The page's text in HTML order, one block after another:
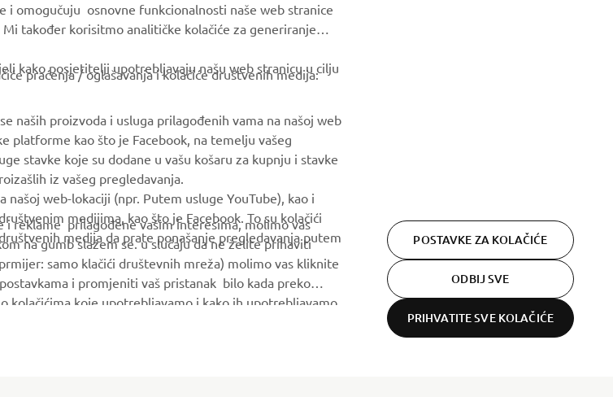
SUPPORT
Book Maintenance
Dealer locator
Management of Waste
Batteries
BILTEN
događajima, novim izdanjima i još mnogo toga
Pročitajte našu Politiku privatnosti kako biste saznali kako
i omogučuju osnovne funkcionalnosti naše web stranice
također korisitmo analitičke kolačiće za generiranje
kako posjetitelji upotrebljavaju našu web stranicu u cilju
praćenja / oglašavanja i kolačiće društvenih medija:
naših proizvoda i usluga prilagođenih vama na našoj web
platforme kao što je Facebook, na temelju vašeg
stavke koje su dodane u vašu košaru za kupnju i stavke
iz vašeg pregledavanja.
web-lokaciji (npr. Putem usluge YouTube), kao i
medijima, kao što je Facebook. To su kolačići
medija da prate ponašanje pregledavanja putem
reklame prilagođene vašim interesima, molimo vas
na gumb slažem se. u slučaju da ne želite prihaviti
samo klačići društevnih mreža) molimo vas kliknite
i promjeniti vaš pristanak bilo kada preko
kolačićima koje upotrebljavamo i kako ih upotrebljavamo.
POSTAVKE ZA KOLAČIĆE
ODBIJ SVE
PRIHVATITE SVE KOLAČIĆE